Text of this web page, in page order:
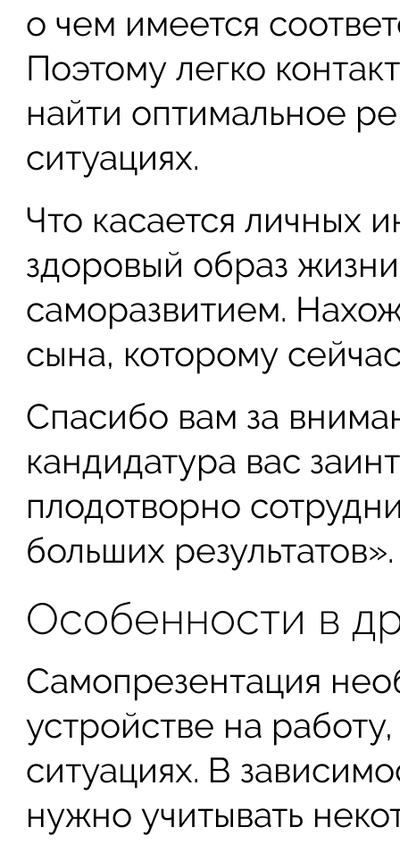
о чем имеется
Поэтому легко
найти оптимальное
ситуациях.
Что касается личных
здоровый образ
саморазвитием.
сына, которому
Спасибо вам за
кандидатура вас
плодотворно
больших результатов».
Особенности в
Самопрезентация
устройстве на
ситуациях. В
нужно учитывать